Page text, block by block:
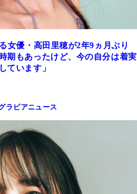
女優・高田里穂が2年9ヵ月ぶり
期もあったけど、今の自分は着実
ています」
ラビアニュース